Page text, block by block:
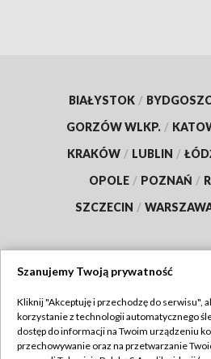
BIAŁYSTOK /
GORZÓW WLKP. /
KRAKÓW / LUBLIN /
OPOLE / POZNAŃ /
SZCZECIN /
TVP
Abonament TVP
Regulamin
Szanujemy Twoją prywatność
Kliknij "Akceptuję i przechodzę do serwisu",
korzystanie z technologii automatycznego
dostęp do informacji na Twoim urządzeniu
przechowywanie oraz na przetwarzanie